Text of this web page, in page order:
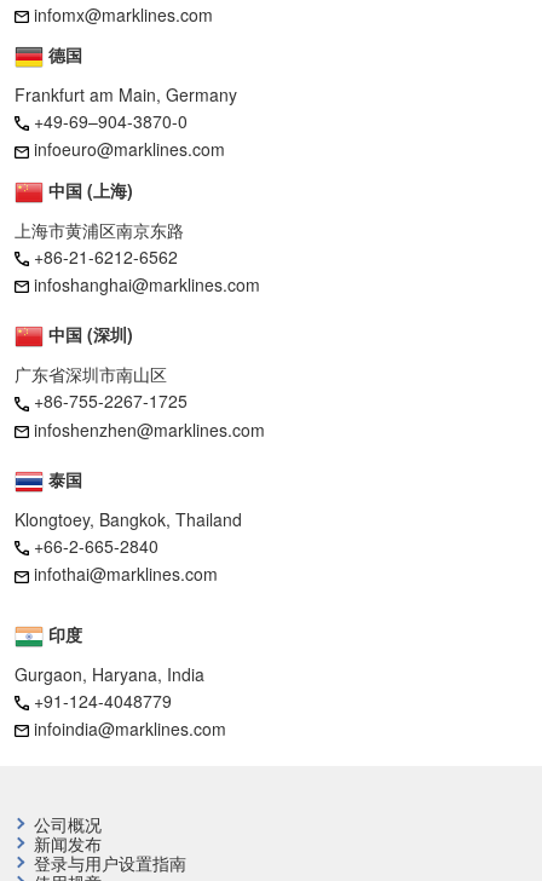
infomx@marklines.com
德国
Frankfurt am Main, Germany
+49-69–904-3870-0
infoeuro@marklines.com
中国 (上海)
上海市黄浦区南京东路
+86-21-6212-6562
infoshanghai@marklines.com
中国 (深圳)
广东省深圳市南山区
+86-755-2267-1725
infoshenzhen@marklines.com
泰国
Klongtoey, Bangkok, Thailand
+66-2-665-2840
infothai@marklines.com
印度
Gurgaon, Haryana, India
+91-124-4048779
infoindia@marklines.com
公司概况
新闻发布
登录与用户设置指南